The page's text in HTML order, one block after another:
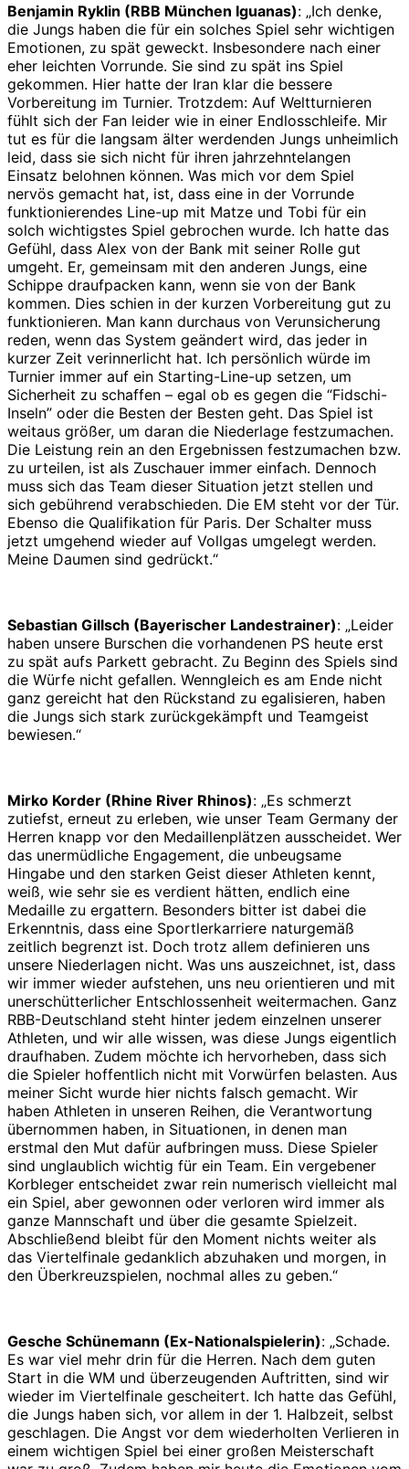
Benjamin Ryklin (RBB München Iguanas): „Ich denke,
die Jungs haben die für ein solches Spiel sehr wichtigen
Emotionen, zu spät geweckt. Insbesondere nach einer
eher leichten Vorrunde. Sie sind zu spät ins Spiel
gekommen. Hier hatte der Iran klar die bessere
Vorbereitung im Turnier. Trotzdem: Auf Weltturnieren
fühlt sich der Fan leider wie in einer Endlosschleife. Mir
tut es für die langsam älter werdenden Jungs unheimlich
leid, dass sie sich nicht für ihren jahrzehntelangen
Einsatz belohnen können. Was mich vor dem Spiel
nervös gemacht hat, ist, dass eine in der Vorrunde
funktionierendes Line-up mit Matze und Tobi für ein
solch wichtigstes Spiel gebrochen wurde. Ich hatte das
Gefühl, dass Alex von der Bank mit seiner Rolle gut
umgeht. Er, gemeinsam mit den anderen Jungs, eine
Schippe draufpacken kann, wenn sie von der Bank
kommen. Dies schien in der kurzen Vorbereitung gut zu
funktionieren. Man kann durchaus von Verunsicherung
reden, wenn das System geändert wird, das jeder in
kurzer Zeit verinnerlicht hat. Ich persönlich würde im
Turnier immer auf ein Starting-Line-up setzen, um
Sicherheit zu schaffen – egal ob es gegen die “Fidschi-
Inseln” oder die Besten der Besten geht. Das Spiel ist
weitaus größer, um daran die Niederlage festzumachen.
Die Leistung rein an den Ergebnissen festzumachen bzw.
zu urteilen, ist als Zuschauer immer einfach. Dennoch
muss sich das Team dieser Situation jetzt stellen und
sich gebührend verabschieden. Die EM steht vor der Tür.
Ebenso die Qualifikation für Paris. Der Schalter muss
jetzt umgehend wieder auf Vollgas umgelegt werden.
Meine Daumen sind gedrückt.“
Sebastian Gillsch (Bayerischer Landestrainer): „Leider
haben unsere Burschen die vorhandenen PS heute erst
zu spät aufs Parkett gebracht. Zu Beginn des Spiels sind
die Würfe nicht gefallen. Wenngleich es am Ende nicht
ganz gereicht hat den Rückstand zu egalisieren, haben
die Jungs sich stark zurückgekämpft und Teamgeist
bewiesen.“
Mirko Korder (Rhine River Rhinos): „Es schmerzt
zutiefst, erneut zu erleben, wie unser Team Germany der
Herren knapp vor den Medaillenplätzen ausscheidet. Wer
das unermüdliche Engagement, die unbeugsame
Hingabe und den starken Geist dieser Athleten kennt,
weiß, wie sehr sie es verdient hätten, endlich eine
Medaille zu ergattern. Besonders bitter ist dabei die
Erkenntnis, dass eine Sportlerkarriere naturgemäß
zeitlich begrenzt ist. Doch trotz allem definieren uns
unsere Niederlagen nicht. Was uns auszeichnet, ist, dass
wir immer wieder aufstehen, uns neu orientieren und mit
unerschütterlicher Entschlossenheit weitermachen. Ganz
RBB-Deutschland steht hinter jedem einzelnen unserer
Athleten, und wir alle wissen, was diese Jungs eigentlich
draufhaben. Zudem möchte ich hervorheben, dass sich
die Spieler hoffentlich nicht mit Vorwürfen belasten. Aus
meiner Sicht wurde hier nichts falsch gemacht. Wir
haben Athleten in unseren Reihen, die Verantwortung
übernommen haben, in Situationen, in denen man
erstmal den Mut dafür aufbringen muss. Diese Spieler
sind unglaublich wichtig für ein Team. Ein vergebener
Korbleger entscheidet zwar rein numerisch vielleicht mal
ein Spiel, aber gewonnen oder verloren wird immer als
ganze Mannschaft und über die gesamte Spielzeit.
Abschließend bleibt für den Moment nichts weiter als
das Viertelfinale gedanklich abzuhaken und morgen, in
den Überkreuzspielen, nochmal alles zu geben.“
Gesche Schünemann (Ex-Nationalspielerin): „Schade.
Es war viel mehr drin für die Herren. Nach dem guten
Start in die WM und überzeugenden Auftritten, sind wir
wieder im Viertelfinale gescheitert. Ich hatte das Gefühl,
die Jungs haben sich, vor allem in der 1. Halbzeit, selbst
geschlagen. Die Angst vor dem wiederholten Verlieren in
einem wichtigen Spiel bei einer großen Meisterschaft